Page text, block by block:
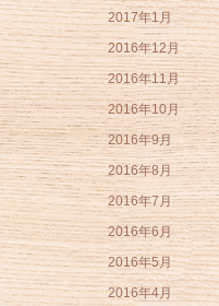
2017年1月
2016年12月
2016年11月
2016年10月
2016年9月
2016年8月
2016年7月
2016年6月
2016年5月
2016年4月